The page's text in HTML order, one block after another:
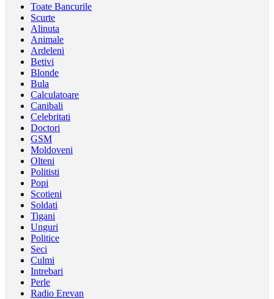
Toate Bancurile
Scurte
Alinuta
Animale
Ardeleni
Betivi
Blonde
Bula
Calculatoare
Canibali
Celebritati
Doctori
GSM
Moldoveni
Olteni
Politisti
Popi
Scotieni
Soldati
Tigani
Unguri
Politice
Seci
Culmi
Intrebari
Perle
Radio Erevan